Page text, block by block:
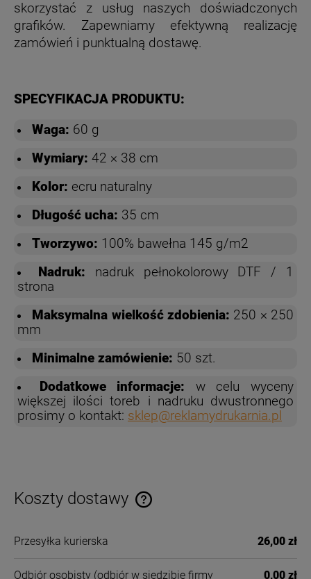
skorzystać z usług naszych doświadczonych
grafików. Zapewniamy efektywną realizację
zamówień i punktualną dostawę.
SPECYFIKACJA PRODUKTU:
Waga: 60 g
Wymiary: 42 × 38 cm
Kolor: ecru naturalny
Długość ucha: 35 cm
Tworzywo: 100% bawełna 145 g/m2
Nadruk: nadruk pełnokolorowy DTF / 1
strona
Maksymalna wielkość zdobienia: 250 × 250
mm
Minimalne zamówienie: 50 szt.
Dodatkowe informacje: w celu wyceny
większej ilości toreb i nadruku dwustronnego
prosimy o kontakt: sklep@reklamydrukarnia.pl
Koszty dostawy
Cena nie zawiera ewentualnych kosztów płatności
Przesyłka kurierska 26,00 zł
Odbiór osobisty (odbiór w siedzibie firmy 0,00 zł